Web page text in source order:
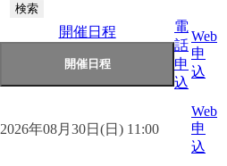
開催日程
電
話
申
込
Web
申
込
2026年08月30日(日) 11:00
Web
申
込